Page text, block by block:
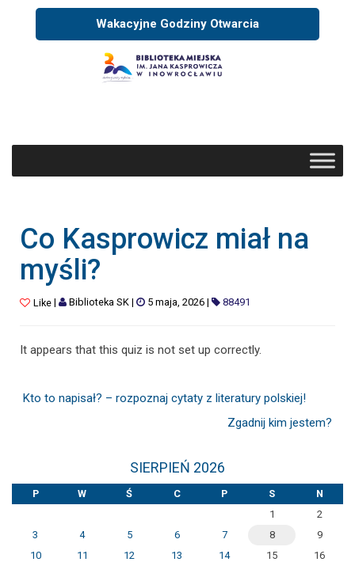
Wakacyjne Godziny Otwarcia
Co Kasprowicz miał na
myśli?
Like| Biblioteka SK| 5 maja, 2026| 88491
It appears that this quiz is not set up correctly.
Kto to napisał? – rozpoznaj cytaty z literatury polskiej!
Zgadnij kim jestem?
SIERPIEŃ 2026
P W Ś C P S
N
1
2
3
4 5 6 7 8
9
10
11 12 13 14 15
16